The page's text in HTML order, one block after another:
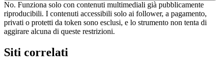
No. Funziona solo con contenuti multimediali già pubblicamente
riproducibili. I contenuti accessibili solo ai follower, a pagamento,
privati o protetti da token sono esclusi, e lo strumento non tenta di
aggirare alcuna di queste restrizioni.
Siti correlati